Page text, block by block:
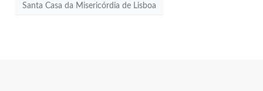
Santa Casa da Misericórdia de Lisboa